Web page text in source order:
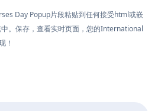
Day Popup片段粘贴到任何接受html或嵌
。保存，查看实时页面，您的International
！